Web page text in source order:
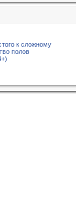
к сложному
полов